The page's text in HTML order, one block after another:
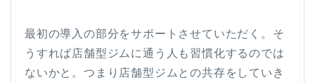
最初の導入の部分をサポートさせていただく。そ
うすれば店舗型ジムに通う人も習慣化するのでは
ないかと。つまり店舗型ジムとの共存をしていき